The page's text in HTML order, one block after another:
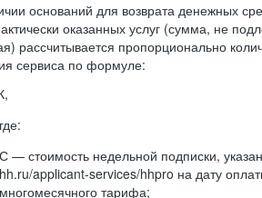
оснований для возврата денежных
оказанных услуг (сумма, не
рассчитывается пропорционально
сервиса по формуле:
где:
С — стоимость недельной подписки,
hh.ru/applicant-services/hhpro на дату
многомесячного тарифа;